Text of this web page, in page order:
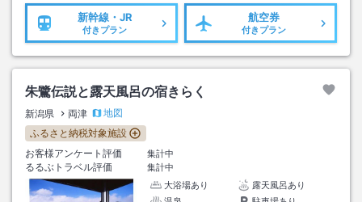
新幹線・JR
付きプラン
航空券
付きプラン
朱鷺伝説と露天風呂の宿きらく
新潟県 両津
地図
ふるさと納税対象施設
お客様アンケート評価
集計中
るるぶトラベル評価
集計中
大浴場あり
露天風呂あり